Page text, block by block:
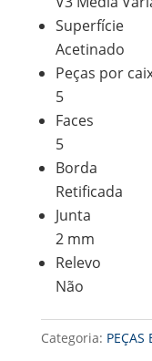
Superfície
Acetinado
Peças por
5
Faces
5
Borda
Retificada
Junta
2 mm
Relevo
Não
Categoria: PEÇAS